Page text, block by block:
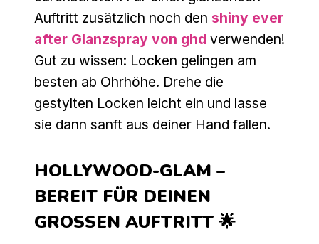
Auftritt zusätzlich noch den shiny ever
after Glanzspray von ghd verwenden!
Gut zu wissen: Locken gelingen am
besten ab Ohrhöhe. Drehe die
gestylten Locken leicht ein und lasse
sie dann sanft aus deiner Hand fallen.
HOLLYWOOD-GLAM –
BEREIT FÜR DEINEN
GROSSEN AUFTRITT 🌟